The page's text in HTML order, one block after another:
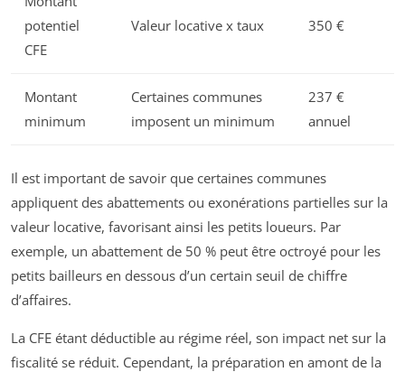
potentiel
CFE
Valeur locative x taux 350 €
Montant
minimum
Certaines communes
imposent un minimum
237 €
annuel
Il est important de savoir que certaines communes
appliquent des abattements ou exonérations partielles sur la
valeur locative, favorisant ainsi les petits loueurs. Par
exemple, un abattement de 50 % peut être octroyé pour les
petits bailleurs en dessous d’un certain seuil de chiffre
d’affaires.
La CFE étant déductible au régime réel, son impact net sur la
fiscalité se réduit. Cependant, la préparation en amont de la